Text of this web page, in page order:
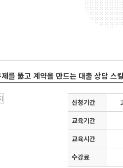
를 뚫고 계약을 만드는 대출 상담 스
신청기간
교육기간
교육시간
수강료